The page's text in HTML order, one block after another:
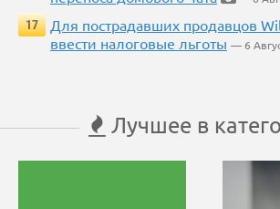
17
Для пострадавших продавцов
ввести налоговые льготы — 6
Лучшее в